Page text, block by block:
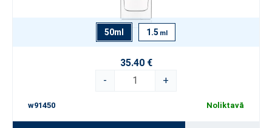
50ml 1.5 ml
35.40 €
-
+
w91450 Noliktavā